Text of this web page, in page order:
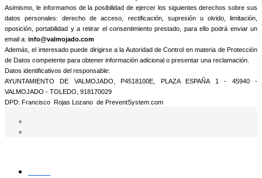
obligaciones legales. La empresa NO tomará decisiones automatizadas. Los datos no se
cederán a terceros salvo en los casos en que exista una obligación legal y los
trataremos en base asu consentimiento o ejecución de un contrato .
Asimismo, le informamos de la posibilidad de ejercer los siguientes derechos sobre sus
datos personales: derecho de acceso, rectificación, supresión u olvido, limitación,
oposición, portabilidad y a retirar el consentimiento prestado, para ello podrá enviar un
email a:info@valmojado.com
Además, el interesado puede dirigirse a la Autoridad de Control en materia de Protección
de Datos competente para obtener información adicional o presentar una reclamación.
Datos identificativos del responsable:
AYUNTAMIENTO DE VALMOJADO, P4518100E, PLAZA ESPAÑA 1 - 45940 -